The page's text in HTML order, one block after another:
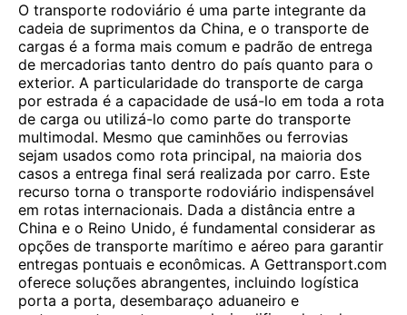
O transporte rodoviário é uma parte integrante da
cadeia de suprimentos da China, e o transporte de
cargas é a forma mais comum e padrão de entrega
de mercadorias tanto dentro do país quanto para o
exterior. A particularidade do transporte de carga
por estrada é a capacidade de usá-lo em toda a rota
de carga ou utilizá-lo como parte do transporte
multimodal. Mesmo que caminhões ou ferrovias
sejam usados ​​como rota principal, na maioria dos
casos a entrega final será realizada por carro. Este
recurso torna o transporte rodoviário indispensável
em rotas internacionais. Dada a distância entre a
China e o Reino Unido, é fundamental considerar as
opções de transporte marítimo e aéreo para garantir
entregas pontuais e econômicas. A Gettransport.com
oferece soluções abrangentes, incluindo logística
porta a porta, desembaraço aduaneiro e